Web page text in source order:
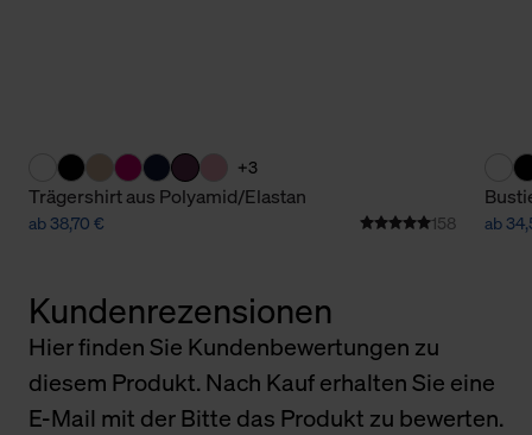
+3
Trägershirt aus Polyamid/Elastan
ab 38,70 € 158 ab
Kundenrezensionen
Hier finden Sie Kundenbewertungen zu
diesem Produkt. Nach Kauf erhalten Sie eine
E-Mail mit der Bitte das Produkt zu bewerten.